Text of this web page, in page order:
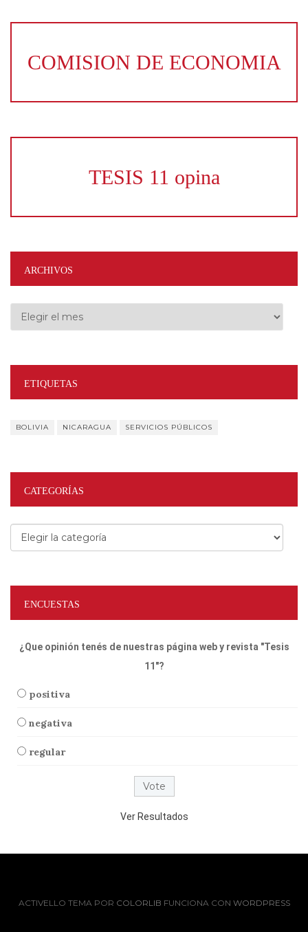
COMISION DE ECONOMIA
TESIS 11 opina
ARCHIVOS
Archivos
ETIQUETAS
BOLIVIA NICARAGUA SERVICIOS PÚBLICOS
CATEGORÍAS
Categorías
ENCUESTAS
¿Que opinión tenés de nuestras página web y revista "Tesis
11"?
positiva
negativa
regular
Ver Resultados
ACTIVELLO TEMA POR COLORLIB FUNCIONA CON WORDPRESS